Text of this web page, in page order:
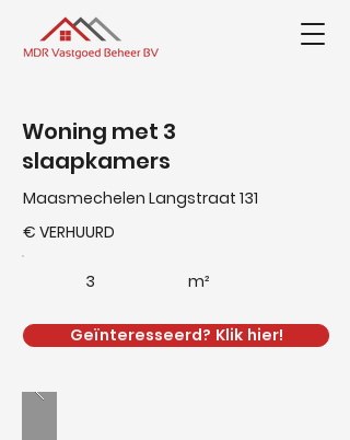
Woning met 3
slaapkamers
Maasmechelen Langstraat 131
€ VERHUURD
3 m²
Geïnteresseerd? Klik hier!